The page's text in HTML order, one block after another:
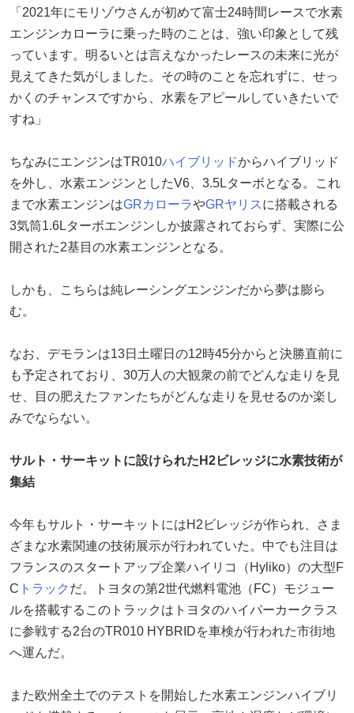
「2021年にモリゾウさんが初めて富士24時間レースで水素
エンジンカローラに乗った時のことは、強い印象として残
っています。明るいとは言えなかったレースの未来に光が
見えてきた気がしました。その時のことを忘れずに、せっ
かくのチャンスですから、水素をアピールしていきたいで
すね」
ちなみにエンジンはTR010ハイブリッドからハイブリッド
を外し、水素エンジンとしたV6、3.5Lターボとなる。これ
まで水素エンジンはGRカローラやGRヤリス に搭載される
3気筒1.6Lターボエンジンしか披露されておらず、実際に公
開された2基目の水素エンジンとなる。
しかも、こちらは純レーシングエンジンだから夢は膨ら
む。
なお、デモランは13日土曜日の12時45分からと決勝直前に
も予定されており、30万人の大観衆の前でどんな走りを見
せ、目の肥えたファンたちがどんな走りを見せるのか楽し
みでならない。
サルト・サーキットに設けられたH2ビレッジに水素技術が
集結
今年もサルト・サーキットにはH2ビレッジが作られ、さま
ざまな水素関連の技術展示が行われていた。中でも注目は
フランスのスタートアップ企業ハイリコ（Hyliko）の大型F
C トラック だ。トヨタの第2世代燃料電池（FC）モジュー
ルを搭載するこのトラックはトヨタのハイパーカークラス
に参戦する2台のTR010 HYBRIDを車検が行われた市街地
へ運んだ。
また欧州全土でのテストを開始した水素エンジンハイブリ